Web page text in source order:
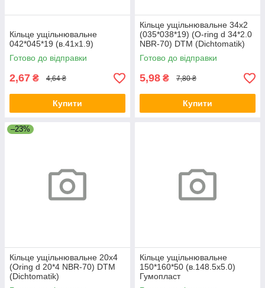
Кільце ущільнювальне
042*045*19 (в.41х1.9)
Готово до відправки
2,67 ₴ 4,64 ₴
Купити
Кільце ущільнювальне 34х2
(035*038*19) (O-ring d 34*2.0
NBR-70) DTM (Dichtomatik)
Готово до відправки
5,98 ₴ 7,80 ₴
Купити
–23%
Кільце ущільнювальне 20х4
(Oring d 20*4 NBR-70) DTM
(Dichtomatik)
Кільце ущільнювальне
150*160*50 (в.148.5х5.0)
Гумопласт